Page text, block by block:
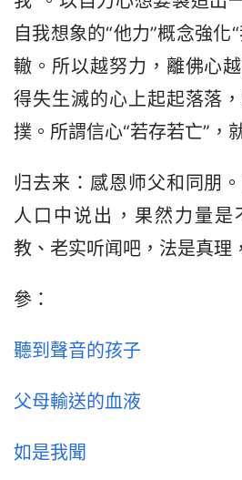
自我想象的“他力”概念強化
轍。所以越努力，離佛心
得失生滅的心上起起落落
撲。所謂信心“若存若亡”，
归去来：感恩师父和同朋
人口中说出，果然力量是
教、老实听闻吧，法是真理
參：
聽到聲音的孩子
父母輸送的血液
如是我聞